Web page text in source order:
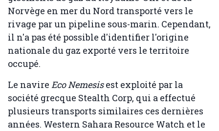
Norvège en mer du Nord transporté vers le
rivage par un pipeline sous-marin. Cependant,
il n'a pas été possible d'identifier l'origine
nationale du gaz exporté vers le territoire
occupé.
Le navire Eco Nemesisest exploité par la
société grecque Stealth Corp, qui a effectué
plusieurs transports similaires ces dernières
années. Western Sahara Resource Watch et le